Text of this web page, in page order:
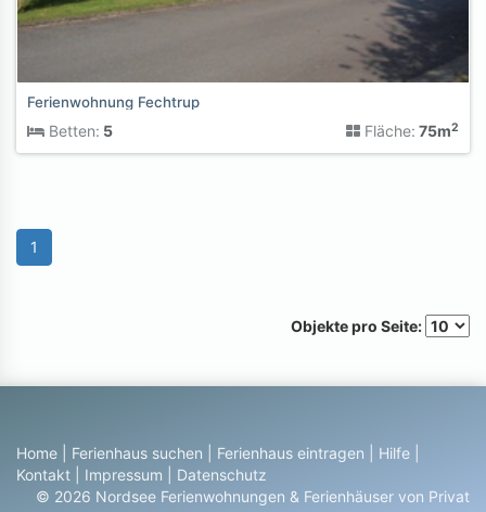
Ferienwohnung Fechtrup
Betten: 5 Fläche: 75m2
1
Objekte pro Seite:
Home Ferienhaus suchen Ferienhaus eintragen Hilfe
Kontakt
Impressum
Datenschutz
© 2026 Nordsee Ferienwohnungen & Ferienhäuser von Privat